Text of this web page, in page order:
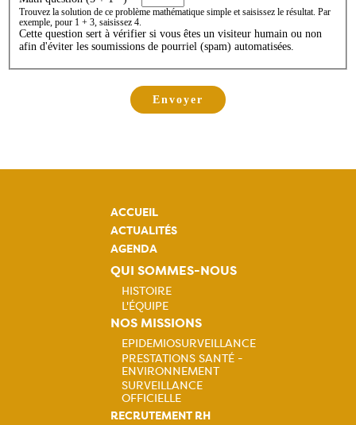
Trouvez la solution de ce problème mathématique simple et saisissez le résultat. Par
exemple, pour 1 + 3, saisissez 4.
Cette question sert à vérifier si vous êtes un visiteur humain ou non
afin d'éviter les soumissions de pourriel (spam) automatisées.
ACCUEIL
ACTUALITÉS
AGENDA
QUI SOMMES-NOUS
Navigation
principale
HISTOIRE
L'ÉQUIPE
NOS MISSIONS
Navigation
principale
EPIDEMIOSURVEILLANCE
PRESTATIONS SANTÉ -
ENVIRONNEMENT
SURVEILLANCE
OFFICIELLE
RECRUTEMENT RH